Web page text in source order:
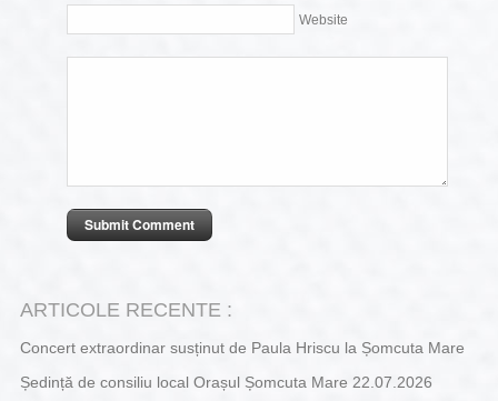
Website
ARTICOLE RECENTE :
Concert extraordinar susținut de Paula Hriscu la Șomcuta Mare
Ședință de consiliu local Orașul Șomcuta Mare 22.07.2026